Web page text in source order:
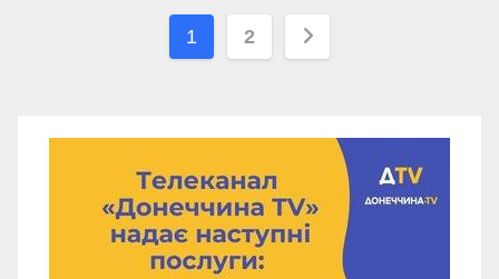
Навігація
1 2